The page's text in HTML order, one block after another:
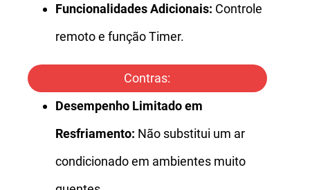
Funcionalidades Adicionais: Controle
remoto e função Timer.
Contras:
Desempenho Limitado em
Resfriamento: Não substitui um ar
condicionado em ambientes muito